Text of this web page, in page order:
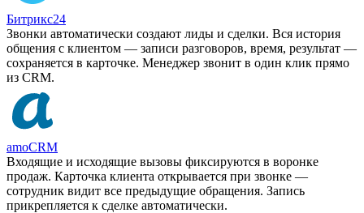
Битрикс24
Звонки автоматически создают лиды и сделки. Вся история
общения с клиентом — записи разговоров, время, результат —
сохраняется в карточке. Менеджер звонит в один клик прямо
из CRM.
amoCRM
Входящие и исходящие вызовы фиксируются в воронке
продаж. Карточка клиента открывается при звонке —
сотрудник видит все предыдущие обращения. Запись
прикрепляется к сделке автоматически.